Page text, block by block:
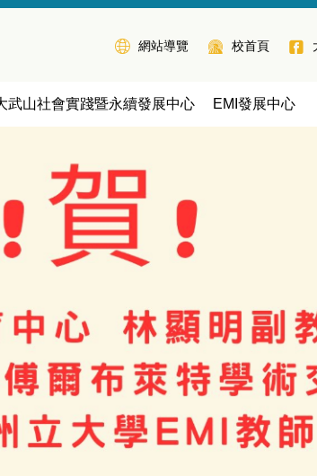
網站導覽 校首頁
武山社會實踐暨永續發展中心 EMI發展中心